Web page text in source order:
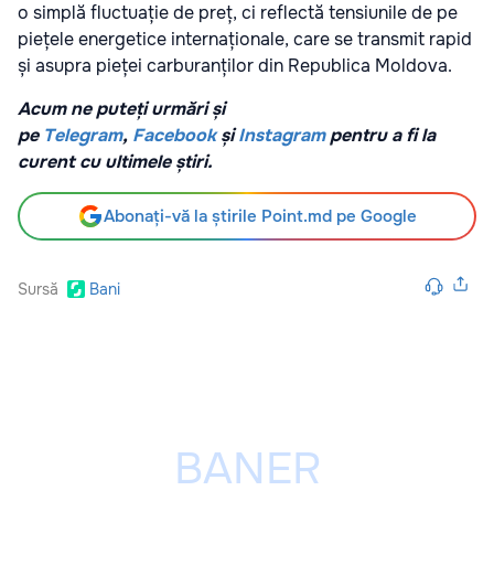
o simplă fluctuație de preț, ci reflectă tensiunile de pe
piețele energetice internaționale, care se transmit rapid
și asupra pieței carburanților din Republica Moldova.
Acum ne puteți urmări și
pe Telegram, Facebook șiInstagrampentru a fi la
curent cu ultimele știri.
Abonați-vă la știrile Point.md pe Google
Sursă Bani